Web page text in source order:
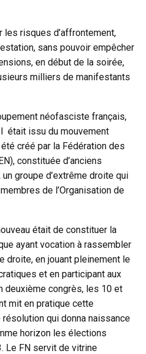
les risques d’affrontement,
sans pouvoir empêcher
en début de la soirée,
milliers de manifestants
néofasciste français,
était issu du mouvement
créé par la Fédération des
constituée d’anciens
groupe d’extrême droite qui
de l’Organisation de
était de constituer la
ayant vocation à rassembler
droite, en jouant pleinement le
et en participant aux
deuxième congrès, les 10 et
mit en pratique cette
qui donna naissance
horizon les élections
Le FN servit de vitrine